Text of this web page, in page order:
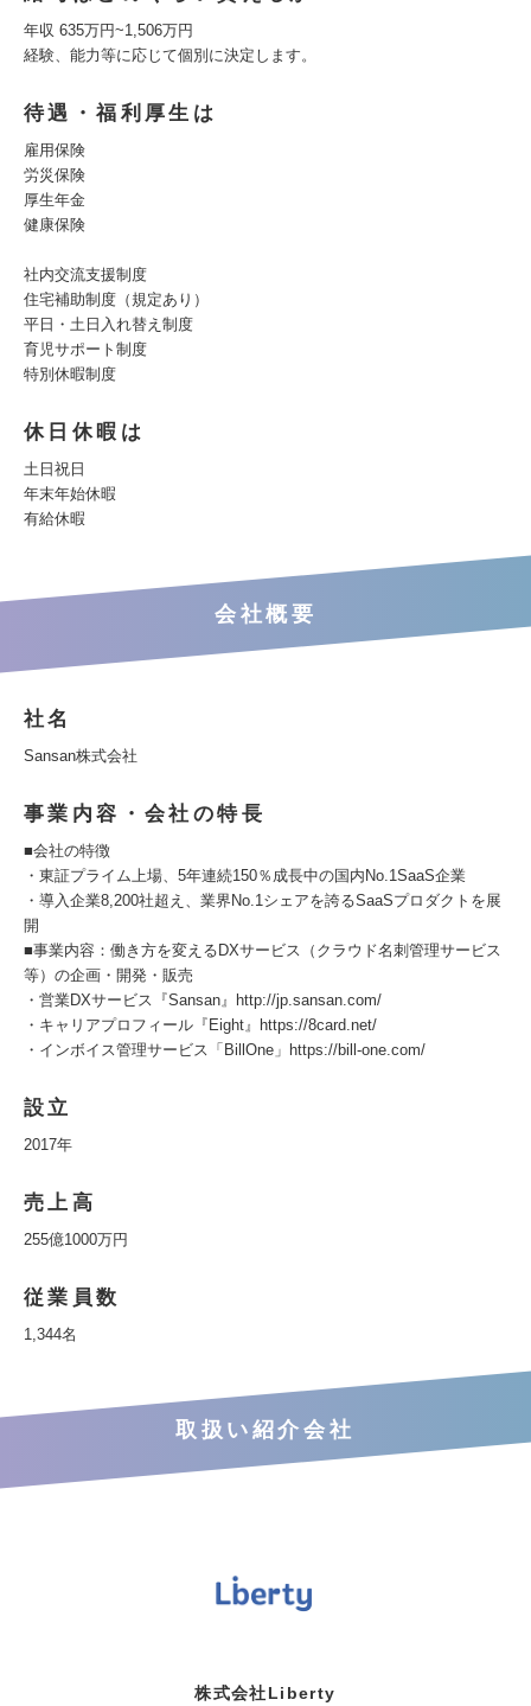
年収 635万円~1,506万円
経験、能力等に応じて個別に決定します。
待遇・福利厚生は
雇用保険
労災保険
厚生年金
健康保険
社内交流支援制度
住宅補助制度（規定あり）
平日・土日入れ替え制度
育児サポート制度
特別休暇制度
休日休暇は
土日祝日
年末年始休暇
有給休暇
会社概要
社名
Sansan株式会社
事業内容・会社の特長
■会社の特徴
・東証プライム上場、5年連続150％成長中の国内No.1SaaS企業
・導入企業8,200社超え、業界No.1シェアを誇るSaaSプロダクトを展
開
■事業内容：働き方を変えるDXサービス（クラウド名刺管理サービス
等）の企画・開発・販売
・営業DXサービス『Sansan』http://jp.sansan.com/
・キャリアプロフィール『Eight』https://8card.net/
・インボイス管理サービス「BillOne」https://bill-one.com/
設立
2017年
売上高
255億1000万円
従業員数
1,344名
取扱い紹介会社
株式会社Liberty